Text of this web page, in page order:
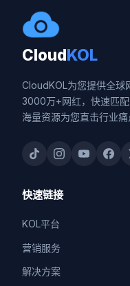
CloudKOL
CloudKOL为您提供全球
3000万+网红，快速匹配
海量资源为您直击行业痛
快速链接
KOL平台
营销服务
解决方案